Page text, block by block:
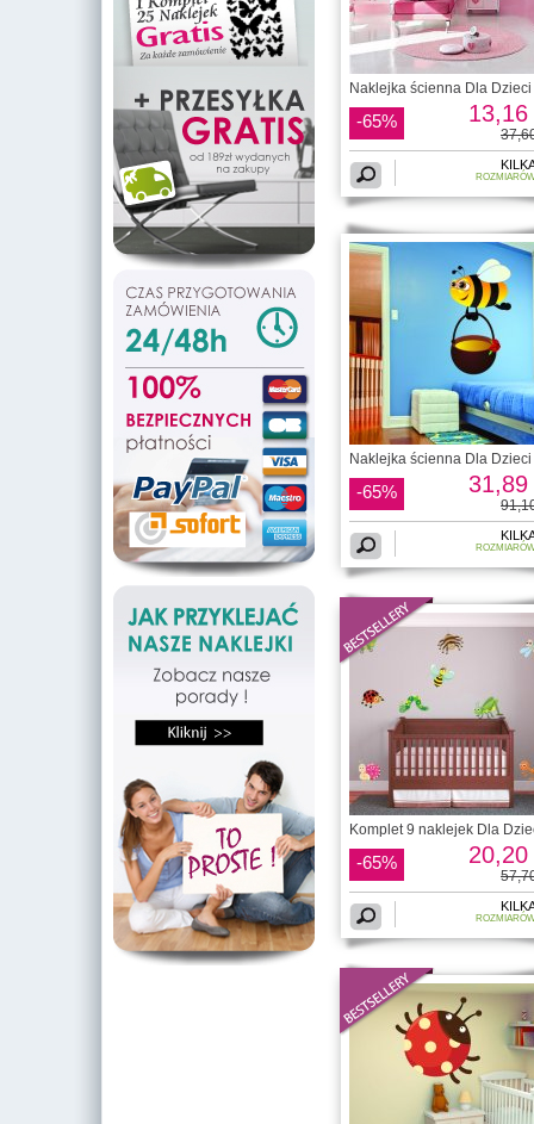
Naklejka ścienna Dla Dzieci
-65% 13,16
Naklejka ścienna Dla Dzieci
-65% 31,89
Komplet 9 naklejek Dla
-65% 20,20